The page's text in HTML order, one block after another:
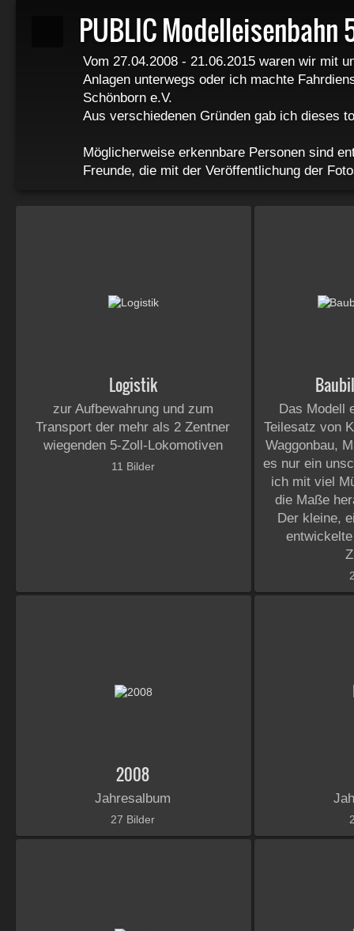
PUBLIC Modelleisenbahn
Vom 27.04.2008 - 21.06.2015 waren wir mit
Anlagen unterwegs oder ich machte
Schönborn e.V.
Aus verschiedenen Gründen gab ich dieses
Möglicherweise erkennbare Personen sind
Freunde, die mit der Veröffentlichung der
Logistik
zur Aufbewahrung und zum
Transport der mehr als 2 Zentner
wiegenden 5-Zoll-Lokomotiven
11 Bilder
Das Modell
Teilesatz von
Waggonbau,
es nur ein
ich mit viel
die Maße
Der kleine,
2008
Jahresalbum
27 Bilder